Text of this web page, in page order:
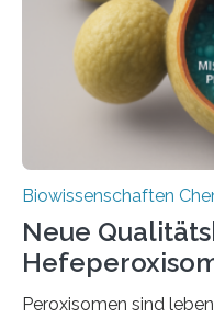
Biowissenschaften
Neue
Peroxisomen sind